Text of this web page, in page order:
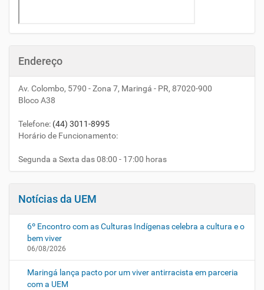
Endereço
Av. Colombo, 5790 - Zona 7, Maringá - PR, 87020-900
Bloco A38
Telefone: (44) 3011-8995
Horário de Funcionamento:
Segunda a Sexta das 08:00 - 17:00 horas
Notícias da UEM
6º Encontro com as Culturas Indígenas celebra a cultura e o
bem viver
06/08/2026
Maringá lança pacto por um viver antirracista em parceria
com a UEM